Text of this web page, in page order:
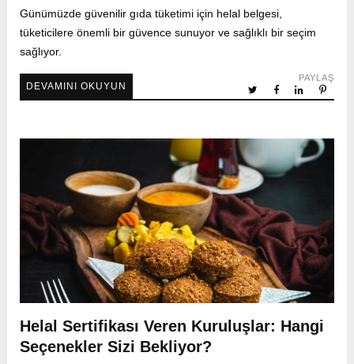
Günümüzde güvenilir gıda tüketimi için helal belgesi,
tüketicilere önemli bir güvence sunuyor ve sağlıklı bir seçim
sağlıyor.
DEVAMINI OKUYUN
PAYLAŞ
Helal Sertifikası Veren Kuruluşlar: Hangi
Seçenekler Sizi Bekliyor?